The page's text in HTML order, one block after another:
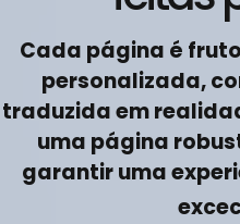
Cada página é fruto
personalizada,co
traduzidaem realida
uma página robus
garantirumaexperi
exce